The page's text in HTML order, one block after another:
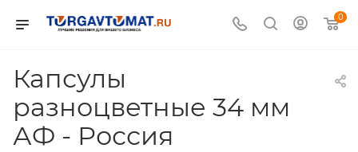
0
Капсулы
разноцветные 34 мм
АФ - Россия